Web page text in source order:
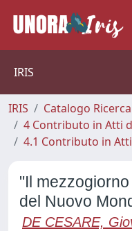
IRIS
IRIS
Catalogo
4 Contributo in Atti
4.1 Contributo in
"Il
del Nuovo
DE CESARE,